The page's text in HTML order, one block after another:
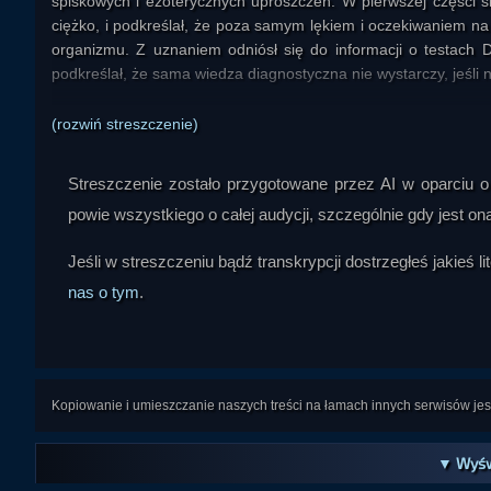
ciężko, i podkreślał, że poza samym lękiem i oczekiwaniem
organizmu. Z uznaniem odniósł się do informacji o testach
podkreślał, że sama wiedza diagnostyczna nie wystarczy, jeśli
Najmocniej wybrzmiał wątek trzech podstawowych
oddychania pełną piersią. Do tych elementów dołączał
Według niego wszystkie te czynniki składają się na
Dużo miejsca poświęcił też krytyce postawy opartej
rozwój duchowy, transformację świadomości i podobne
„krystaliczne ciało”, „portale transformacji” czy kolejne
(rozwiń streszczenie)
Streszczenie zostało przygotowane przez AI w
powie wszystkiego o całej audycji, szczególnie gdy jest
Jeśli w streszczeniu bądź transkrypcji dostrzegłeś jakieś
nas o tym.
Kopiowanie i umieszczanie naszych treści na łamach innych serwisów
▼